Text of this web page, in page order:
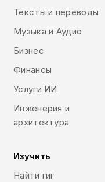
Тексты и переводы
Музыка и Аудио
Бизнес
Финансы
Услуги ИИ
Инженерия и
архитектура
Изучить
Найти гиг